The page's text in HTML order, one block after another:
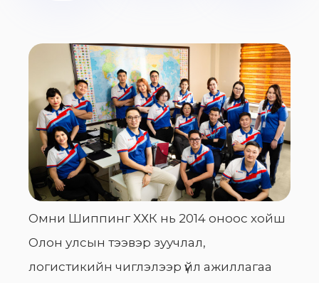
Омни Шиппинг ХХК нь 2014 оноос хойш
Олон улсын тээвэр зуучлал,
логистикийн чиглэлээр үйл ажиллагаа